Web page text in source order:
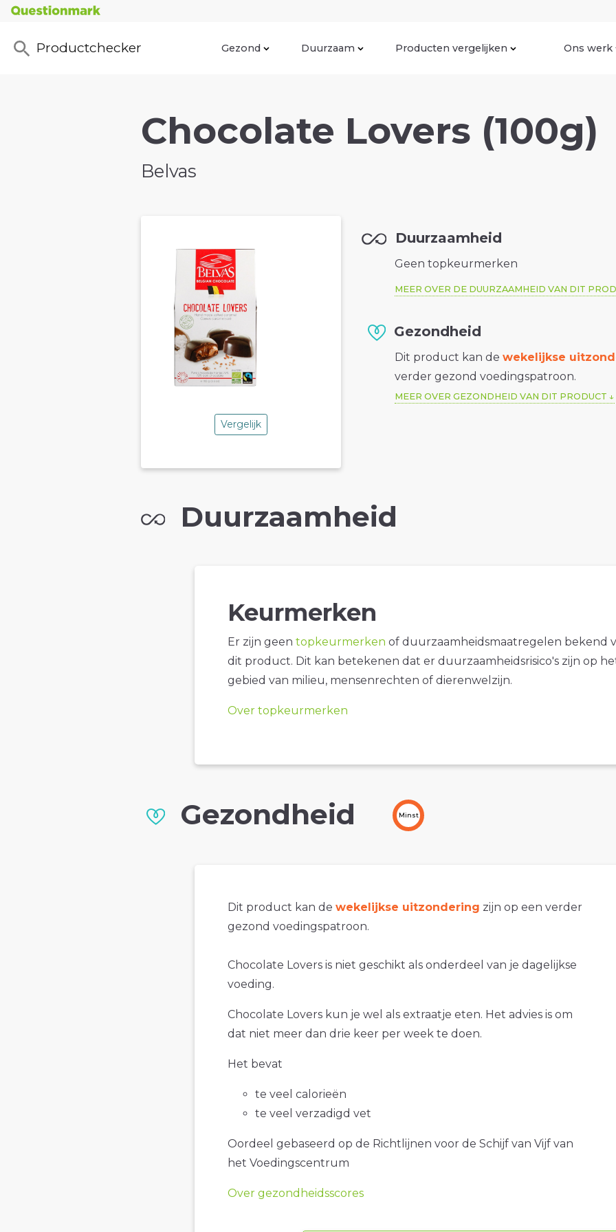
Productchecker Gezond Duurzaam Producten vergelijken Ons werk
Chocolate Lovers (100g)
Belvas
Vergelijk
Duurzaamheid
Geen topkeurmerken
MEER OVER DE DUURZAAMHEID VAN DIT
Gezondheid
Dit product kan dewekelijkse
verder gezond voedingspatroon.
MEER OVER GEZONDHEID VAN DIT PRODUCT
Duurzaamheid
Keurmerken
Er zijn geen topkeurmerken of duurzaamheidsmaatregelen bekend
dit product. Dit kan betekenen dat er duurzaamheidsrisico's zijn op
gebied van milieu, mensenrechten of dierenwelzijn.
Over topkeurmerken
Gezondheid Minst
Dit product kan de wekelijkse uitzondering zijn op een verder
gezond voedingspatroon.
Chocolate Lovers is niet geschikt als onderdeel van je dagelijkse
voeding.
Chocolate Lovers kun je wel als extraatje eten. Het advies is om
dat niet meer dan drie keer per week te doen.
Het bevat
te veel calorieën
te veel verzadigd vet
Oordeel gebaseerd op de Richtlijnen voor de Schijf van Vijf van
het Voedingscentrum
Over gezondheidsscores